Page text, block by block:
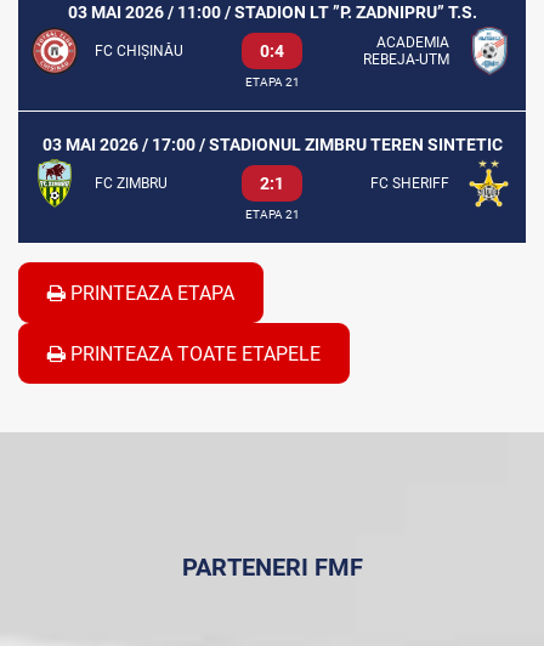
03 MAI 2026 / 11:00 / STADION LT ”P. ZADNIPRU” T.S.
FC CHIȘINĂU 0:4
ACADEMIA
REBEJA-UTM
ETAPA 21
03 MAI 2026 / 17:00 / STADIONUL ZIMBRU TEREN SINTETIC
FC ZIMBRU 2:1 FC SHERIFF
ETAPA 21
PRINTEAZA ETAPA
PRINTEAZA TOATE ETAPELE
PARTENERI FMF